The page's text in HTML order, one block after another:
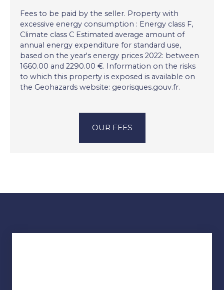
Fees to be paid by the seller. Property with
excessive energy consumption : Energy class F,
Climate class C Estimated average amount of
annual energy expenditure for standard use,
based on the year's energy prices 2022: between
1660.00 and 2290.00 €. Information on the risks
to which this property is exposed is available on
the Geohazards website: georisques.gouv.fr.
OUR FEES